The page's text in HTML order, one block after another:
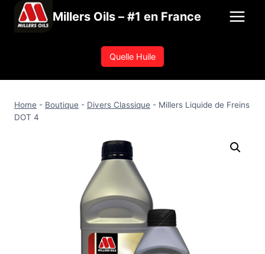
Millers Oils – #1 en France
Quelle Huile
Home - Boutique - Divers Classique - Millers Liquide de Freins
DOT 4